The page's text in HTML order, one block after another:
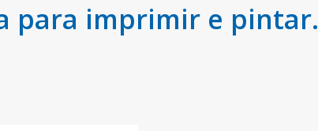
para imprimir e pintar.